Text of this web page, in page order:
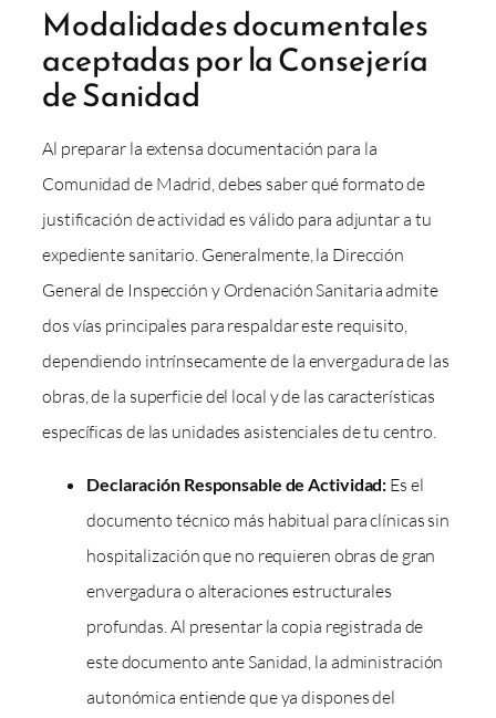
Modalidades documentales
aceptadas por la Consejería
de Sanidad
Al preparar la extensa documentación para la
Comunidad de Madrid, debes saber qué formato de
justificación de actividad es válido para adjuntar a tu
expediente sanitario. Generalmente, la Dirección
General de Inspección y Ordenación Sanitaria admite
dos vías principales para respaldar este requisito,
dependiendo intrínsecamente de la envergadura de las
obras, de la superficie del local y de las características
específicas de las unidades asistenciales de tu centro.
Declaración Responsable de Actividad: Es el
documento técnico más habitual para clínicas sin
hospitalización que no requieren obras de gran
envergadura o alteraciones estructurales
profundas. Al presentar la copia registrada de
este documento ante Sanidad, la administración
autonómica entiende que ya dispones del